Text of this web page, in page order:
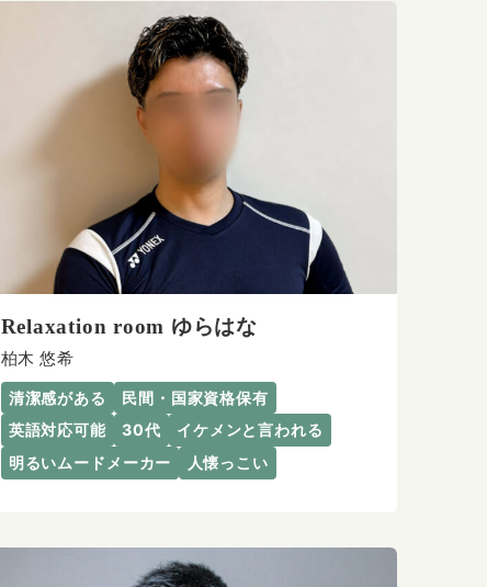
Relaxation room ゆらはな
柏木 悠希
清潔感がある
民間・国家資格保有
英語対応可能
30代
イケメンと言われる
明るいムードメーカー
人懐っこい